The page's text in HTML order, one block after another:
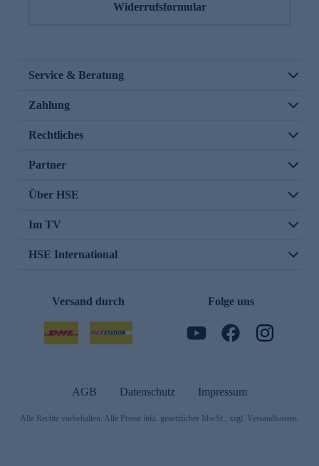
Widerrufsformular
Service & Beratung
Zahlung
Rechtliches
Partner
Über HSE
Im TV
HSE International
Versand durch Folge uns
AGB Datenschutz Impressum
Alle Rechte vorbehalten. Alle Preise inkl. gesetzlicher MwSt., zzgl. Versandkosten.